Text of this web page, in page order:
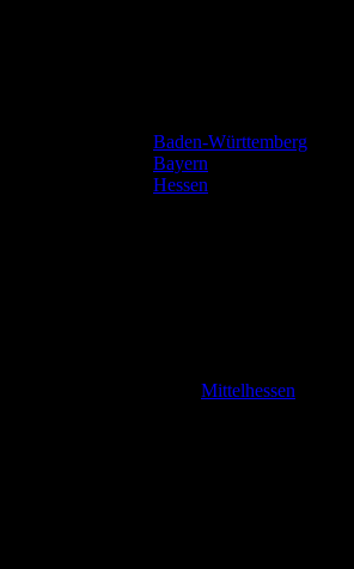
Baden-Württemberg
Bayern
Hessen
Mittelhessen